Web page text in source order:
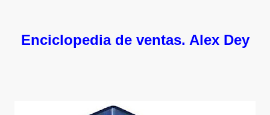
Enciclopedia de ventas. Alex Dey